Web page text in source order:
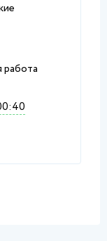
работа